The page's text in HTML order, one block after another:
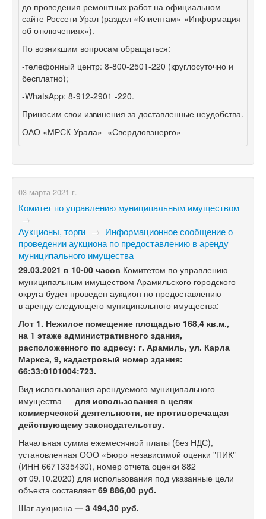
до проведения ремонтных работ на официальном
сайте Россети Урал (раздел «Клиентам»-«Информация
об отключениях»).
По возникшим вопросам обращаться:
-телефонный центр: 8-800-2501-220 (круглосуточно и
бесплатно);
-WhatsApp: 8-912-2901 -220.
Приносим свои извинения за доставленные неудобства.
ОАО «МРСК-Урала»- «Свердловэнерго»
03 марта 2021 г.
Комитет по управлению муниципальным имуществом
→
Аукционы, торги → Информационное сообщение о
проведении аукциона по предоставлению в аренду
муниципального имущества
29.03.2021 в 10-00 часов Комитетом по управлению
муниципальным имуществом Арамильского городского
округа будет проведен аукцион по предоставлению
в аренду следующего муниципального имущества:
Лот 1. Нежилое помещение площадью 168,4 кв.м.,
на 1 этаже административного здания,
расположенного по адресу: г. Арамиль, ул. Карла
Маркса, 9, кадастровый номер здания:
66:33:0101004:723.
Вид использования арендуемого муниципального
имущества — для использования в целях
коммерческой деятельности, не противоречащая
действующему законодательству.
Начальная сумма ежемесячной платы (без НДС),
установленная ООО «Бюро независимой оценки "ПИК"
(ИНН 6671335430), номер отчета оценки 882
от 09.10.2020) для использования под указанные цели
объекта составляет69 886,00 руб.
Шаг аукциона — 3 494,30 руб.